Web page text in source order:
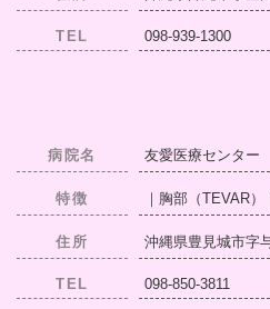
TEL 098-939-1300
病院名 友愛医療センター
特徴 ｜胸部（TEVAR）
住所 沖縄県豊見城市字
TEL 098-850-3811